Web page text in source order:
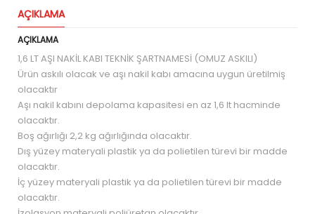
AÇIKLAMA
AÇIKLAMA
1,6 LT AŞI NAKİL KABI TEKNİK ŞARTNAMESİ (OMUZ ASKILI)
Ürün askılı olacak ve aşı nakil kabı amacına uygun üretilmiş
olacaktır
Aşı nakil kabını depolama kapasitesi en az 1,6 lt hacminde
olacaktır.
Boş ağırlığı 2,2 kg ağırlığında olacaktır.
Dış yüzey materyali plastik ya da polietilen türevi bir madde
olacaktır.
İç yüzey materyali plastik ya da polietilen türevi bir madde
olacaktır.